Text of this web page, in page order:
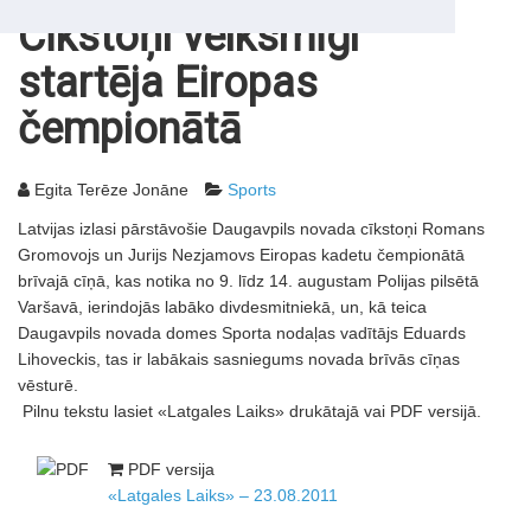
Cīkstoņi veiksmīgi
startēja Eiropas
čempionātā
Egita Terēze Jonāne Sports
Latvijas izlasi pārstāvošie Daugavpils novada cīkstoņi Romans
Gromovojs un Jurijs Nezjamovs Eiropas kadetu čempionātā
brīvajā cīņā, kas notika no 9. līdz 14. augustam Polijas pilsētā
Varšavā, ierindojās labāko divdesmitniekā, un, kā teica
Daugavpils novada domes Sporta nodaļas vadītājs Eduards
Lihoveckis, tas ir labākais sasniegums novada brīvās cīņas
vēsturē.
Pilnu tekstu lasiet «Latgales Laiks» drukātajā vai PDF versijā.
PDF versija
«Latgales Laiks» – 23.08.2011